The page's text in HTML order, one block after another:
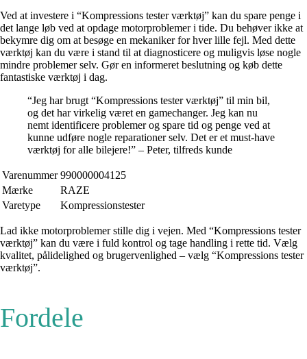
Ved at investere i “Kompressions tester værktøj” kan du spare penge i
det lange løb ved at opdage motorproblemer i tide. Du behøver ikke at
bekymre dig om at besøge en mekaniker for hver lille fejl. Med dette
værktøj kan du være i stand til at diagnosticere og muligvis løse nogle
mindre problemer selv. Gør en informeret beslutning og køb dette
fantastiske værktøj i dag.
“Jeg har brugt “Kompressions tester værktøj” til min bil,
og det har virkelig været en gamechanger. Jeg kan nu
nemt identificere problemer og spare tid og penge ved at
kunne udføre nogle reparationer selv. Det er et must-have
værktøj for alle bilejere!” – Peter, tilfreds kunde
Varenummer 990000004125
Mærke
RAZE
Varetype
Kompressionstester
Lad ikke motorproblemer stille dig i vejen. Med “Kompressions tester
værktøj” kan du være i fuld kontrol og tage handling i rette tid. Vælg
kvalitet, pålidelighed og brugervenlighed – vælg “Kompressions tester
værktøj”.
Fordele